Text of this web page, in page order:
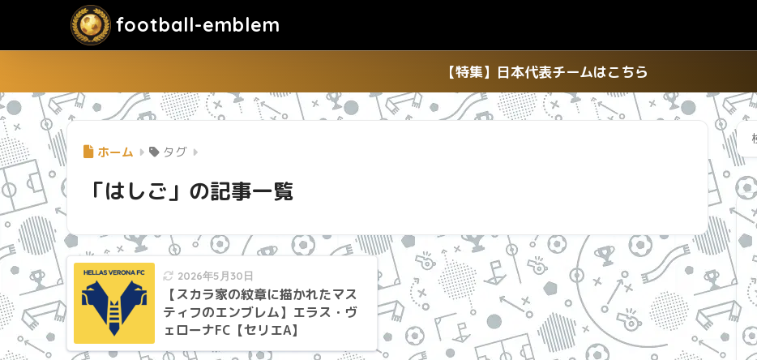
football-emblem
【特集】日本代表チームはこちら
ホーム タグ
「はしご」の記事一覧
2026年5月30日
【スカラ家の紋章に描かれたマス
ティフのエンブレム】エラス・ヴ
ェローナFC【セリエA】